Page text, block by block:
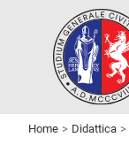
Home Didattica